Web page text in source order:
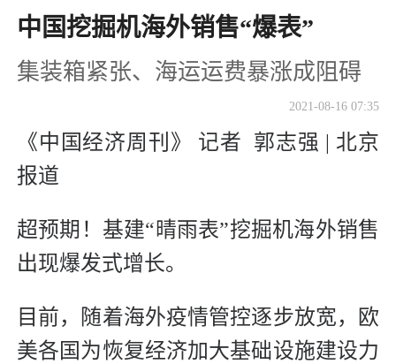
中国挖掘机海外销售“爆表”
集装箱紧张、海运运费暴涨成阻碍
2021-08-16 07:35
《中国经济周刊》 记者 郭志强 | 北京
报道
超预期！基建“晴雨表”挖掘机海外销售
出现爆发式增长。
目前，随着海外疫情管控逐步放宽，欧
美各国为恢复经济加大基础设施建设力